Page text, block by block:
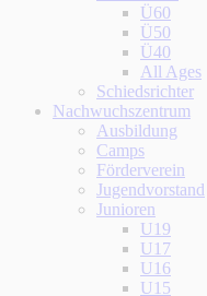
Ü60
Ü50
Ü40
All Ages
Schiedsrichter
Nachwuchszentrum
Ausbildung
Camps
Förderverein
Jugendvorstand
Junioren
U19
U17
U16
U15